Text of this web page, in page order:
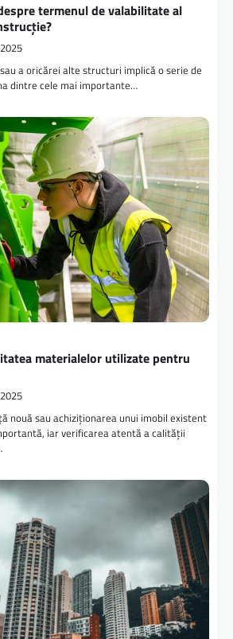
termenul de valabilitate al
a oricărei alte structuri implică o serie de
dintre cele mai importante…
materialelor utilizate pentru
nouă sau achiziționarea unui imobil existent
iar verificarea atentă a calității